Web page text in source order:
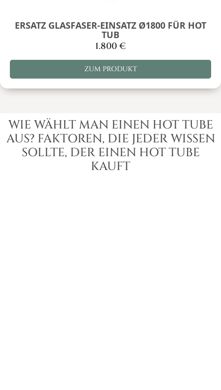
ERSATZ GLASFASER-EINSATZ Ø1800 FÜR HOT
TUB
1.800€
ZUM PRODUKT
WIE WÄHLT MAN EINEN HOT TUBE
AUS? FAKTOREN, DIE JEDER WISSEN
SOLLTE, DER EINEN HOT TUBE
KAUFT